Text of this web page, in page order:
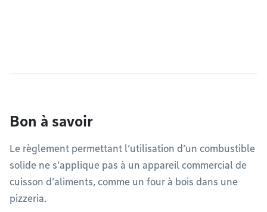
Bon à savoir
Le règlement permettant l’utilisation d’un combustible
solide ne s’applique pas à un appareil commercial de
cuisson d’aliments, comme un four à bois dans une
pizzeria.